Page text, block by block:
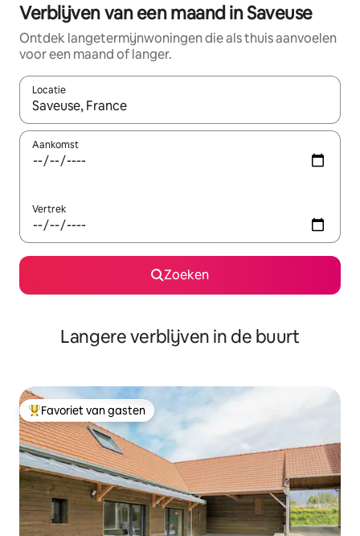
Verblijven van een maand in Saveuse
Ontdek langetermijnwoningen die als thuis aanvoelen
voor een maand of langer.
Locatie
Wanneer er resultaten beschikbaar zijn, maak je een keuze
Aankomst
Vertrek
Zoeken
Langere verblijven in de buurt
Topfavoriet van gasten
Favoriet van gasten